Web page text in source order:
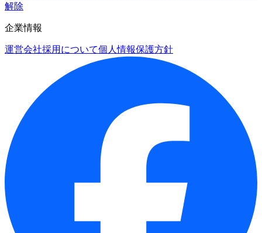
解除
企業情報
運営会社採用について個人情報保護方針